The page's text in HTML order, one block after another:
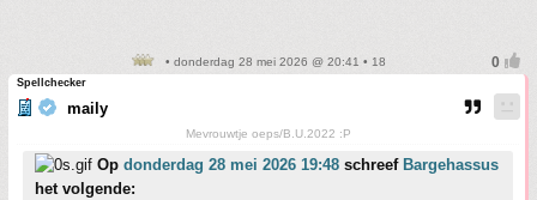
• donderdag 28 mei 2026 @ 20:41 • 18
Spellchecker
maily
Mevrouwtje oeps/B.U.2022 :P
Op donderdag 28 mei 2026 19:48 schreef Bargehassus
het volgende: